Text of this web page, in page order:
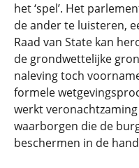
het ‘spel’. Het
de ander te luisteren,
Raad van State kan
de grondwettelijke
naleving toch
formele
werkt
waarborgen die de
beschermen in de